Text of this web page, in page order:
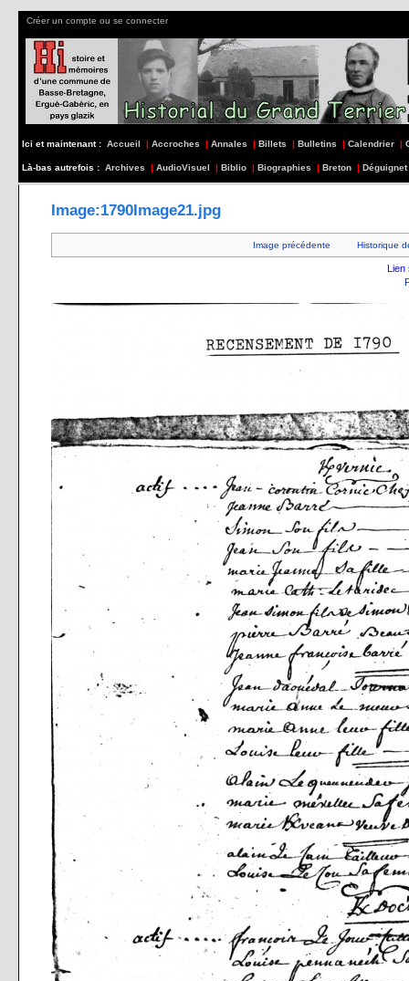
Créer un compte ou se connecter
Ici et maintenant : Accueil | Accroches | Annales | Billets | Bulletins | Calendrier |
Là-bas autrefois : Archives | AudioVisuel | Biblio | Biographies | Breton | Déguignet
Image:1790Image21.jpg
Image précédente Historique